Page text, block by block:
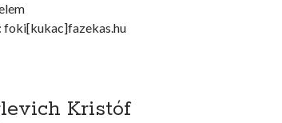
foki[kukac]fazekas.hu
Kristóf